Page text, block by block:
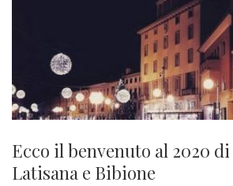
Ecco il benvenuto al 2020
Latisana e Bibione